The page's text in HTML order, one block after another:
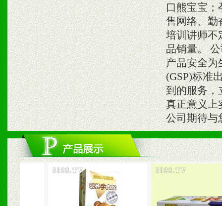
口熊宝宝；
售网络、勤
培训讲师不
品销量。
产品安全为
(GSP)标准
到的服务，
真正意义上
公司期待与